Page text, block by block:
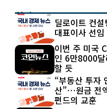
최신 글
딜로이트 컨
대표이사 선임
이번 주 미국
인 6만8000
할 듯
“부동산 투자
산”…원금 전
펀드의 교훈